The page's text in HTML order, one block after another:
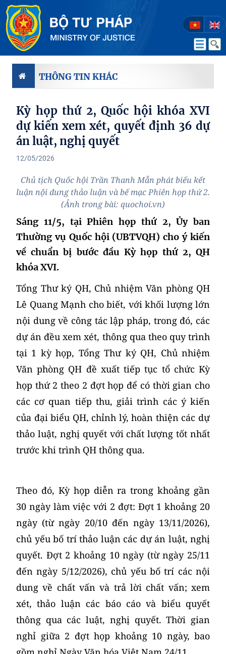
THÔNG TIN KHÁC
Kỳ họp thứ 2, Quốc hội khóa XVI
dự kiến xem xét, quyết định 36 dự
án luật, nghị quyết
12/05/2026
Chủ tịch Quốc hội Trần Thanh Mẫn phát biểu kết
luận nội dung thảo luận và bế mạc Phiên họp thứ 2.
(Ảnh trong bài: quochoi.vn)
Sáng 11/5, tại Phiên họp thứ 2, Ủy ban
Thường vụ Quốc hội (UBTVQH) cho ý kiến
về chuẩn bị bước đầu Kỳ họp thứ 2, QH
khóa XVI.
Tổng Thư ký QH, Chủ nhiệm Văn phòng QH
Lê Quang Mạnh cho biết, với khối lượng lớn
nội dung về công tác lập pháp, trong đó, các
dự án đều xem xét, thông qua theo quy trình
tại 1 kỳ họp, Tổng Thư ký QH, Chủ nhiệm
Văn phòng QH đề xuất tiếp tục tổ chức Kỳ
họp thứ 2 theo 2 đợt họp để có thời gian cho
các cơ quan tiếp thu, giải trình các ý kiến
của đại biểu QH, chỉnh lý, hoàn thiện các dự
thảo luật, nghị quyết với chất lượng tốt nhất
trước khi trình QH thông qua.
Theo đó, Kỳ họp diễn ra trong khoảng gần
30 ngày làm việc với 2 đợt: Đợt 1 khoảng 20
ngày (từ ngày 20/10 đến ngày 13/11/2026),
chủ yếu bố trí thảo luận các dự án luật, nghị
quyết. Đợt 2 khoảng 10 ngày (từ ngày 25/11
đến ngày 5/12/2026), chủ yếu bố trí các nội
dung về chất vấn và trả lời chất vấn; xem
xét, thảo luận các báo cáo và biểu quyết
thông qua các luật, nghị quyết. Thời gian
nghỉ giữa 2 đợt họp khoảng 10 ngày, bao